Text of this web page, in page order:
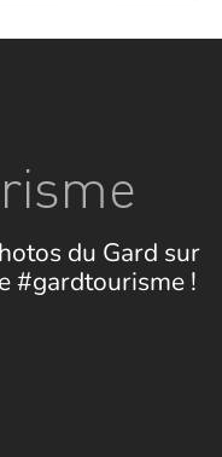
du Gard sur
#gardtourisme !